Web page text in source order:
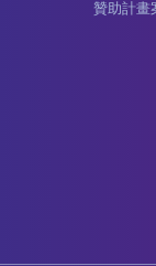
贊助計畫